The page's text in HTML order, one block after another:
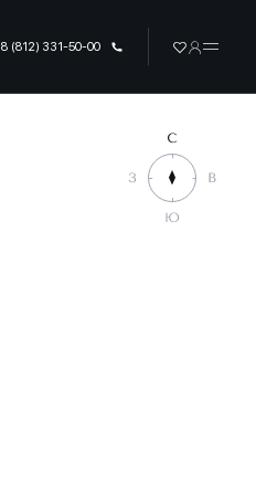
8 (812) 331-50-00